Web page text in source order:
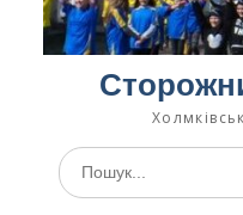
Шукати: